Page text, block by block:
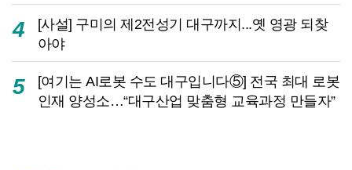
4
[사설] 구미의 제2전성기 대구까지...옛 영광 되찾
아야
5
[여기는 AI로봇 수도 대구입니다⑤] 전국 최대 로봇
인재 양성소…“대구산업 맞춤형 교육과정 만들자”